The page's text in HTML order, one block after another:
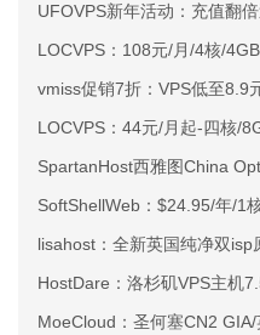
UFOVPS新年活动：充值翻
LOCVPS：108元/月/4核/
vmiss促销7折：VPS低至8.9
LOCVPS：44元/月起-四核/
SpartanHost西雅图China
SoftShellWeb：$24.95/年/1
lisahost：全新英国纯净双
HostDare：洛杉矶VPS主机
MoeCloud：圣何塞CN2 GIA/